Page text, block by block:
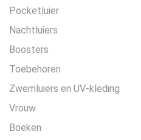
Pocketluier
Nachtluiers
Boosters
Toebehoren
Zwemluiers en UV-kleding
Vrouw
Boeken